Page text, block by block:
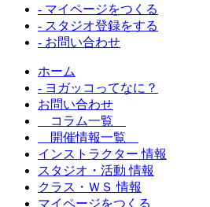
- マイページをつくる
- スタジオ登録をする
- お問い合わせ
ホーム
- ヨガッコってなに？
お問い合わせ
コラム一覧
開催情報一覧
インストラクター 情報
スタジオ・活動 情報
クラス・ＷＳ 情報
マイページをつくる